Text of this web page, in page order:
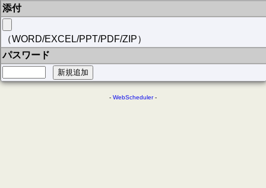
添付
（WORD/EXCEL/PPT/PDF/ZIP）
パスワード
- WebScheduler-